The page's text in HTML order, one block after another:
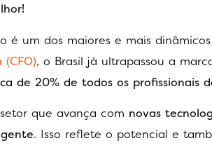
é um dos maiores e mais
, o Brasil já ultrapassou a
de 20% de todos os profissionais
que avança com novas
. Isso reflete o potencial e